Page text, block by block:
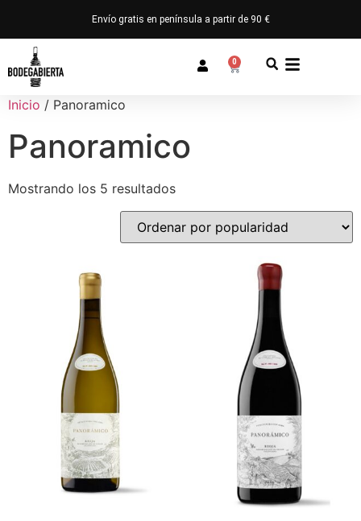
Envío gratis en península a partir de 90 €
0
Inicio / Panoramico
Panoramico
Mostrando los 5 resultados